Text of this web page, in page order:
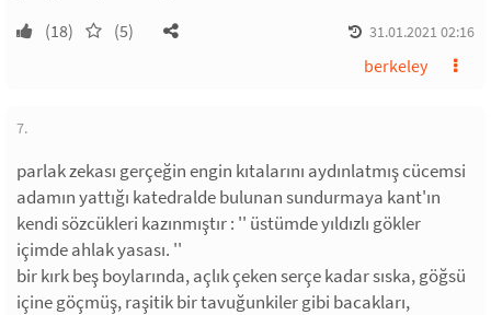
(18) (5) 31.01.2021 02:16
berkeley
7.
parlak zekası gerçeğin engin kıtalarını aydınlatmış cücemsi
adamın yattığı katedralde bulunan sundurmaya kant'ın
kendi sözcükleri kazınmıştır : '' üstümde yıldızlı gökler
içimde ahlak yasası. ''
bir kırk beş boylarında, açlık çeken serçe kadar sıska, göğsü
içine göçmüş, raşitik bir tavuğunkiler gibi bacakları,